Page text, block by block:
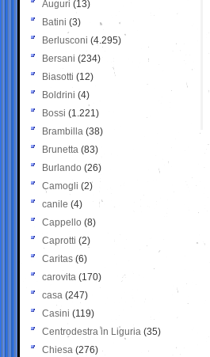
Auguri (13)
Batini (3)
Berlusconi (4.295)
Bersani (234)
Biasotti (12)
Boldrini (4)
Bossi (1.221)
Brambilla (38)
Brunetta (83)
Burlando (26)
Camogli (2)
canile (4)
Cappello (8)
Caprotti (2)
Caritas (6)
carovita (170)
casa (247)
Casini (119)
Centrodestra in Liguria (35)
Chiesa (276)